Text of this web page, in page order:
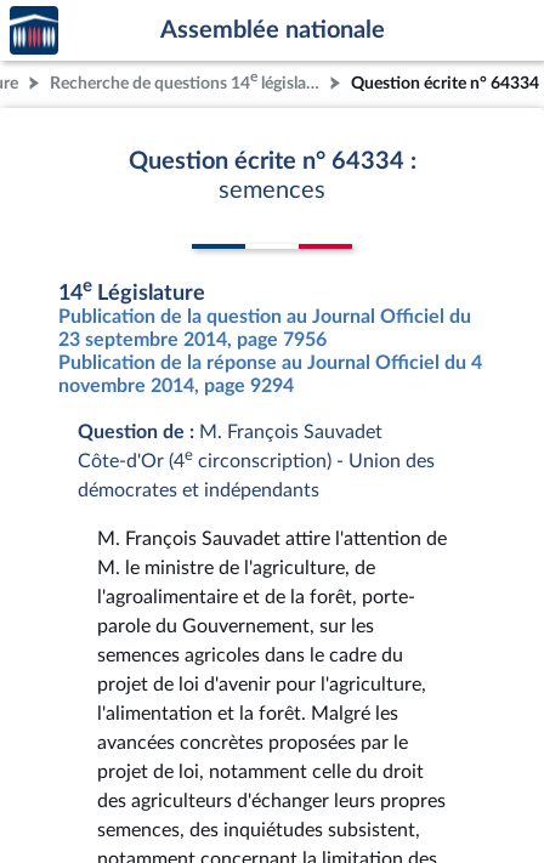
Aller au contenu
Aller en bas de la page
Accèder
à la
page
d'accueil
Assemblée nationale
Recherche de questions 14e législature Question écrite n° 64334
Question écrite n° 64334 :
semences
14e Législature
Publication de la question au Journal Officiel du
23 septembre 2014, page 7956
Publication de la réponse au Journal Officiel du 4
novembre 2014, page 9294
Question de : M. François Sauvadet
Côte-d'Or (4e circonscription) - Union des
démocrates et indépendants
M. François Sauvadet attire l'attention de
M. le ministre de l'agriculture, de
l'agroalimentaire et de la forêt, porte-
parole du Gouvernement, sur les
semences agricoles dans le cadre du
projet de loi d'avenir pour l'agriculture,
l'alimentation et la forêt. Malgré les
avancées concrètes proposées par le
projet de loi, notamment celle du droit
des agriculteurs d'échanger leurs propres
semences, des inquiétudes subsistent,
notamment concernant la limitation des